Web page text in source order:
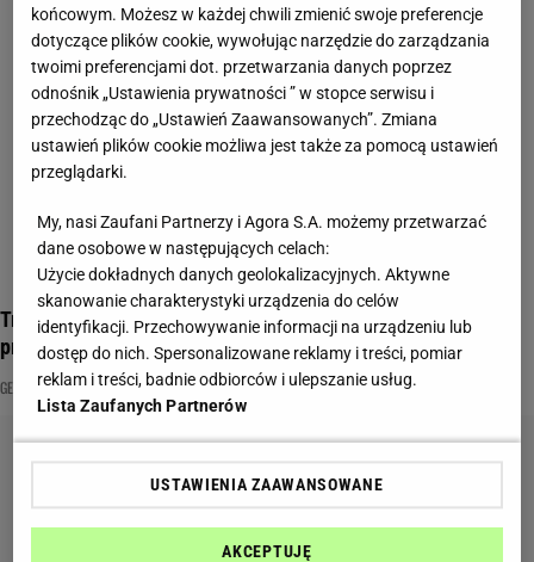
Trudny quiz wiedzy o Polsce. Do wyniku poniżej 7/10 się nie
przyznawaj
GEOGRAFIA HISTORIA PATRIOTA
końcowym. Możesz w każdej chwili zmienić swoje preferencje
dotyczące plików cookie, wywołując narzędzie do zarządzania
twoimi preferencjami dot. przetwarzania danych poprzez
odnośnik „Ustawienia prywatności ” w stopce serwisu i
przechodząc do „Ustawień Zaawansowanych”. Zmiana
ustawień plików cookie możliwa jest także za pomocą ustawień
przeglądarki.
My, nasi Zaufani Partnerzy i Agora S.A. możemy przetwarzać
dane osobowe w następujących celach:
Użycie dokładnych danych geolokalizacyjnych. Aktywne
skanowanie charakterystyki urządzenia do celów
identyfikacji. Przechowywanie informacji na urządzeniu lub
dostęp do nich. Spersonalizowane reklamy i treści, pomiar
reklam i treści, badnie odbiorców i ulepszanie usług.
Lista Zaufanych Partnerów
USTAWIENIA ZAAWANSOWANE
AKCEPTUJĘ